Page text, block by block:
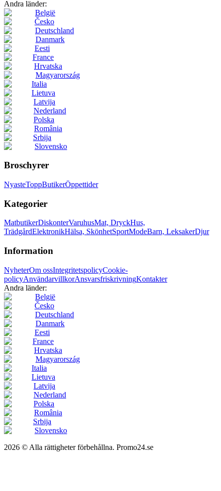
Andra länder:
België
Česko
Deutschland
Danmark
Eesti
France
Hrvatska
Magyarország
Italia
Lietuva
Latvija
Nederland
Polska
România
Srbija
Slovensko
Broschyrer
NyasteToppButikerÖppettider
Kategorier
MatbutikerDiskonterVaruhusMat, DryckHus,
TrädgårdElektronikHälsa, SkönhetSportModeBarn, LeksakerDjur
Information
NyheterOm ossIntegritetspolicyCookie-
policyAnvändarvillkorAnsvarsfriskrivningKontakter
Andra länder:
België
Česko
Deutschland
Danmark
Eesti
France
Hrvatska
Magyarország
Italia
Lietuva
Latvija
Nederland
Polska
România
Srbija
Slovensko
2026 © Alla rättigheter förbehållna. Promo24.se